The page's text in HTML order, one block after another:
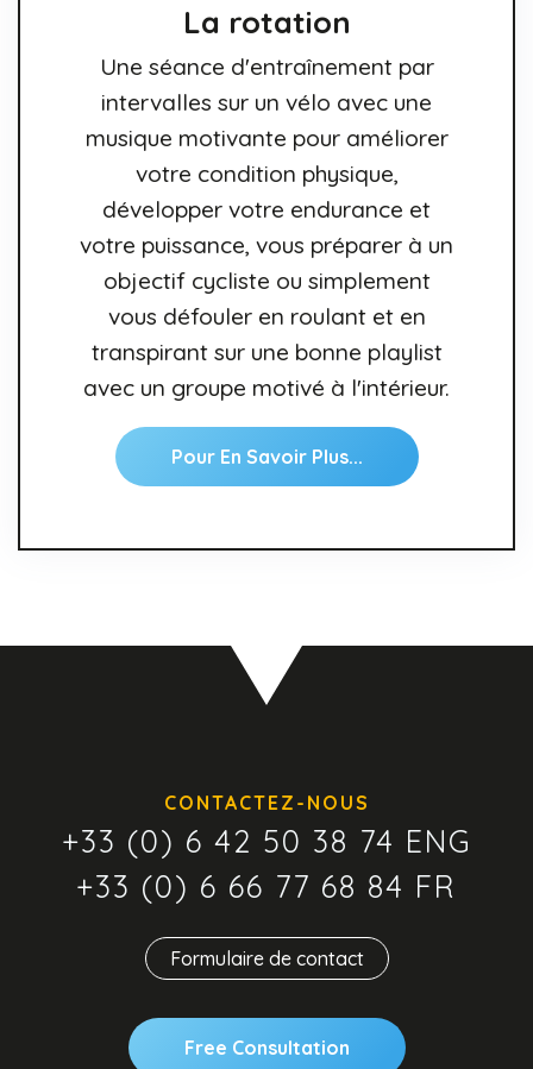
La rotation
Une séance d'entraînement par
intervalles sur un vélo avec une
musique motivante pour améliorer
votre condition physique,
développer votre endurance et
votre puissance, vous préparer à un
objectif cycliste ou simplement
vous défouler en roulant et en
transpirant sur une bonne playlist
avec un groupe motivé à l'intérieur.
Pour En Savoir Plus...
CONTACTEZ-NOUS
+33 (0) 6 42 50 38 74 ENG
+33 (0) 6 66 77 68 84 FR
Formulaire de contact
Free Consultation